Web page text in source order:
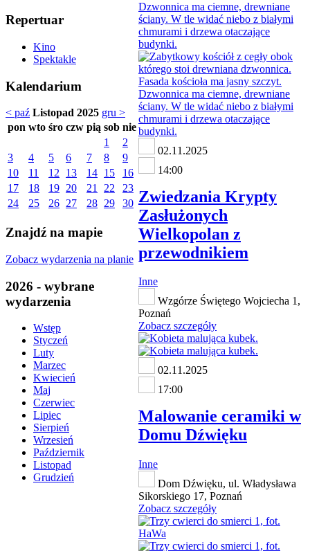
Repertuar
Kino
Spektakle
Kalendarium
< paź Listopad 2025 gru >
pon wto śro czw pią sob nie
1
2
3
4 5 6 7 8
9
10
11 12 13 14 15
16
17
18 19 20 21 22
23
24
25 26 27 28 29 30
Znajdź na mapie
Zobacz wydarzenia na planie
2026 - wybrane
wydarzenia
Wstęp
Styczeń
Luty
Marzec
Kwiecień
Maj
Czerwiec
Lipiec
Sierpień
Wrzesień
Październik
Listopad
Grudzień
02.11.2025
14:00
Zwiedzania Krypty
Zasłużonych
Wielkopolan z
przewodnikiem
Inne
Wzgórze Świętego Wojciecha 1,
Poznań
Zobacz szczegóły
02.11.2025
17:00
Malowanie ceramiki w
Domu Dźwięku
Inne
Dom Dźwięku, ul. Władysława
Sikorskiego 17, Poznań
Zobacz szczegóły